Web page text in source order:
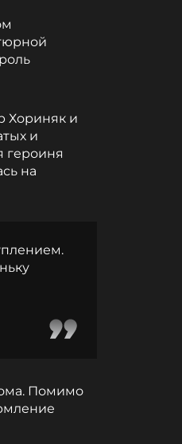
Хориняк и
и
героиня
на
Помимо